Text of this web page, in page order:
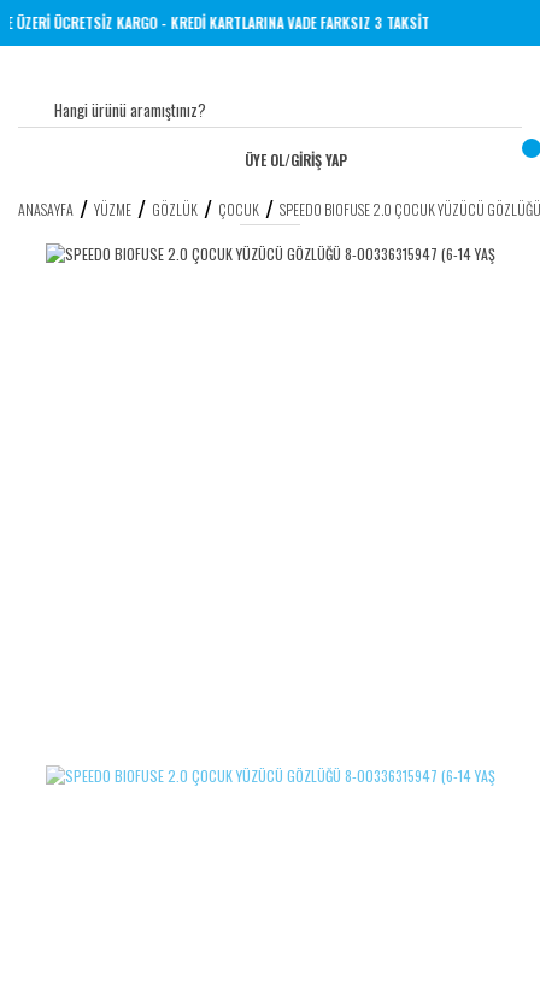
VE ÜZERİ ÜCRETSİZ KARGO - KREDİ KARTLARINA VADE FARKSIZ 3 TAKSİT
ÜYE OL/GİRİŞ YAP
ANASAYFA YÜZME GÖZLÜK ÇOCUK SPEEDO BIOFUSE 2.0 ÇOCUK YÜZÜCÜ